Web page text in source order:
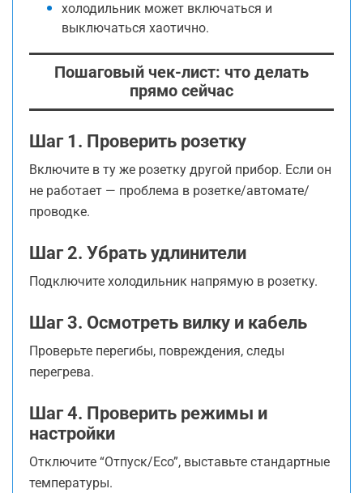
холодильник может включаться и
выключаться хаотично.
Пошаговый чек-лист: что делать
прямо сейчас
Шаг 1. Проверить розетку
Включите в ту же розетку другой прибор. Если он
не работает — проблема в розетке/автомате/
проводке.
Шаг 2. Убрать удлинители
Подключите холодильник напрямую в розетку.
Шаг 3. Осмотреть вилку и кабель
Проверьте перегибы, повреждения, следы
перегрева.
Шаг 4. Проверить режимы и
настройки
Отключите “Отпуск/Eco”, выставьте стандартные
температуры.